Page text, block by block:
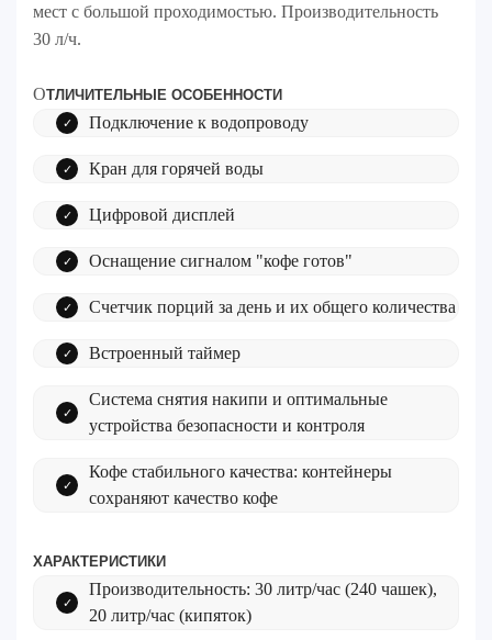
мест с большой проходимостью. Производительность
30 л/ч.
ОТЛИЧИТЕЛЬНЫЕ ОСОБЕННОСТИ
Подключение к водопроводу
Кран для горячей воды
Цифровой дисплей
Оснащение сигналом "кофе готов"
Счетчик порций за день и их общего количества
Встроенный таймер
Система снятия накипи и оптимальные
устройства безопасности и контроля
Кофе стабильного качества: контейнеры
сохраняют качество кофе
ХАРАКТЕРИСТИКИ
Производительность: 30 литр/час (240 чашек),
20 литр/час (кипяток)